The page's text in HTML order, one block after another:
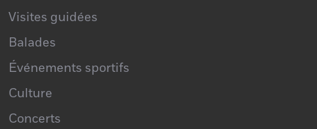
Visites guidées
Balades
Événements sportifs
Culture
Concerts